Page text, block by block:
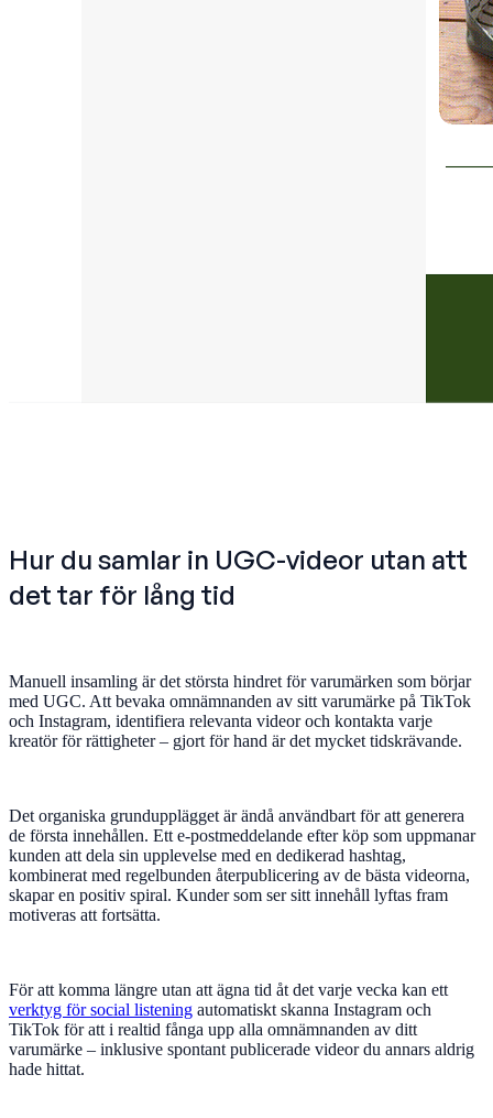
Hur du samlar in UGC-videor utan att
det tar för lång tid
Manuell insamling är det största hindret för varumärken som börjar
med UGC. Att bevaka omnämnanden av sitt varumärke på TikTok
och Instagram, identifiera relevanta videor och kontakta varje
kreatör för rättigheter – gjort för hand är det mycket tidskrävande.
Det organiska grundupplägget är ändå användbart för att generera
de första innehållen. Ett e-postmeddelande efter köp som uppmanar
kunden att dela sin upplevelse med en dedikerad hashtag,
kombinerat med regelbunden återpublicering av de bästa videorna,
skapar en positiv spiral. Kunder som ser sitt innehåll lyftas fram
motiveras att fortsätta.
För att komma längre utan att ägna tid åt det varje vecka kan ett
verktyg för social listening automatiskt skanna Instagram och
TikTok för att i realtid fånga upp alla omnämnanden av ditt
varumärke – inklusive spontant publicerade videor du annars aldrig
hade hittat.